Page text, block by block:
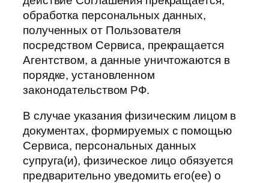
обработка персональных данных,
полученных от Пользователя
посредством Сервиса, прекращается
Агентством, а данные уничтожаются в
порядке, установленном
законодательством РФ.
В случае указания физическим лицом в
документах, формируемых с помощью
Сервиса, персональных данных
супруга(и), физическое лицо обязуется
предварительно уведомить его(ее) о